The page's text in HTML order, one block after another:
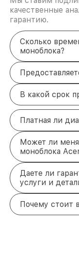
качественные
гарантию.
Сколько
моноблока?
В какой срок
Платная ли
Может ли
моноблока
Даете ли
услуги и
Почему стоит